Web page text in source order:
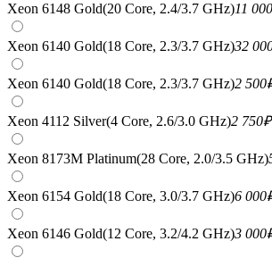
Xeon 6148 Gold(20 Core, 2.4/3.7 GHz)11 000
Xeon 6140 Gold(18 Core, 2.3/3.7 GHz)32
Xeon 6140 Gold(18 Core, 2.3/3.7 GHz)2 500
Xeon 4112 Silver(4 Core, 2.6/3.0 GHz)2 750₽
Xeon 8173M Platinum(28 Core, 2.0/3.5 GHz)
Xeon 6154 Gold(18 Core, 3.0/3.7 GHz)6 000
Xeon 6146 Gold(12 Core, 3.2/4.2 GHz)3 000